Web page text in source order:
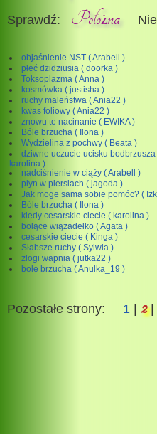
Sprawdź: Położna
objaśnienie NST ( Arabell )
płeć dzidziusia ( doorka )
Toksoplazma ( Anna )
kosmówka ( justisha )
ruchy maleństwa ( Ania22 )
kwas foliowy ( Ania22 )
znowu te nacinanie ( EWIKA )
Bóle brzucha ( Ilona )
Wydzielina z pochwy ( Beata )
dziwne uczucie ucisku
karolina )
nadciśnienie w ciąży ( Arabell )
płyn w piersiach ( jagoda )
Jak moge sama sobie pomóc? (
Bóle brzucha ( Ilona )
kiedy cesarskie ciecie ( karolina )
bolące wiązadełko ( Agata )
cesarskie ciecie ( Kinga )
Słabsze ruchy ( Sylwia )
zlogi wapnia ( jutka22 )
bole brzucha ( Anulka_19 )
Pozostałe strony: 1 | 2|